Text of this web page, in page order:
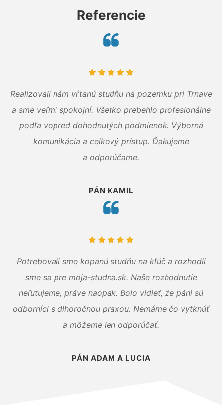
Referencie
Realizovali nám vŕtanú studňu na pozemku pri Trnave
a sme veľmi spokojní. Všetko prebehlo profesionálne
podľa vopred dohodnutých podmienok. Výborná
komunikácia a celkový prístup. Ďakujeme
a odporúčame.
PÁN KAMIL
Potrebovali sme kopanú studňu na kľúč a rozhodli
sme sa pre moja-studna.sk. Naše rozhodnutie
neľutujeme, práve naopak. Bolo vidieť, že páni sú
odborníci s dlhoročnou praxou. Nemáme čo vytknúť
a môžeme len odporúčať.
PÁN ADAM A LUCIA